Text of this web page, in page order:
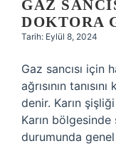
GAZ
DOKTORA
Tarih: Eylül 8, 2024
Gaz sancısı için
ağrısının
denir. Karın
Karın
durumunda